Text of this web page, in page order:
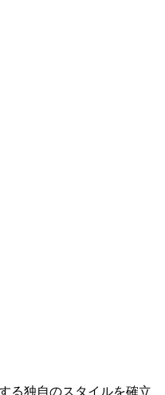
る独自のスタイルを確立